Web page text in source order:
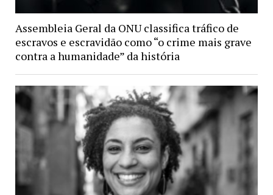
Assembleia Geral da ONU classifica tráfico de
escravos e escravidão como “o crime mais grave
contra a humanidade” da história